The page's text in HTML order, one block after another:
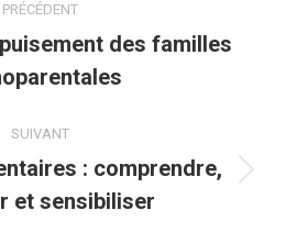
PRÉCÉDENT
Article
précédent
des familles
SUIVANT
Article
suivant
: comprendre,
et sensibiliser